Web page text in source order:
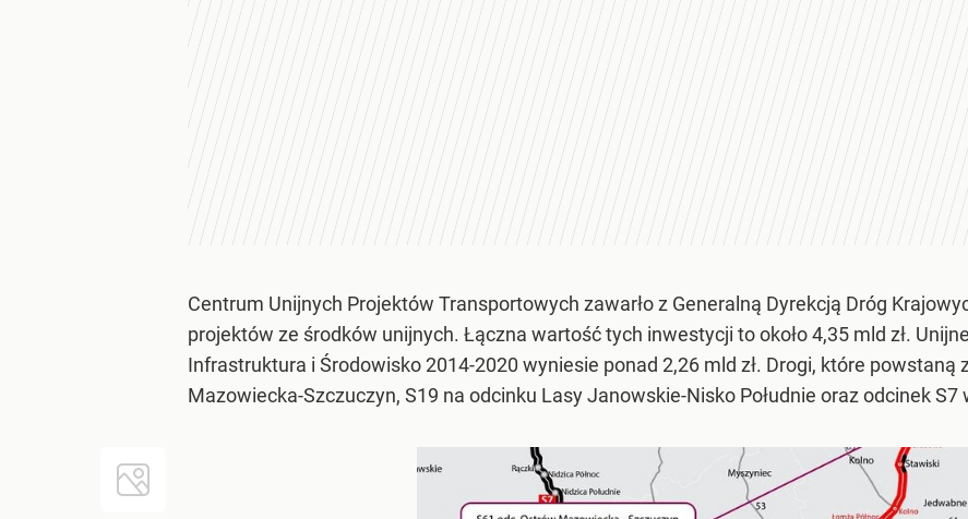
Centrum Unijnych Projektów Transportowych zawarło z Generalną Dyrekcją Dróg
projektów ze środków unijnych. Łączna wartość tych inwestycji to około 4,35 mld zł.
Infrastruktura i Środowisko 2014-2020 wyniesie ponad 2,26 mld zł. Drogi, które powstaną
Mazowiecka-Szczuczyn, S19 na odcinku Lasy Janowskie-Nisko Południe oraz odcinek